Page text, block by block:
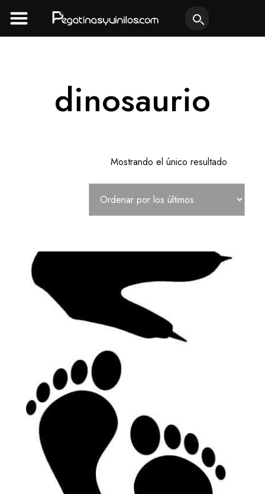
al
contenido
dinosaurio
Mostrando el único resultado